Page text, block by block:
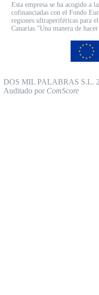
Esta empresa se ha acogido a
cofinanciadas con el Fondo
regiones ultraperiféricas para
Canarias.”Una manera de
DOS MIL PALABRAS S.L.
Auditado por ComScore